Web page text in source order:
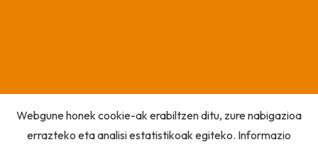
Webgune honek cookie-ak erabiltzen ditu, zure nabigazioa
errazteko eta analisi estatistikoak egiteko. Informazio